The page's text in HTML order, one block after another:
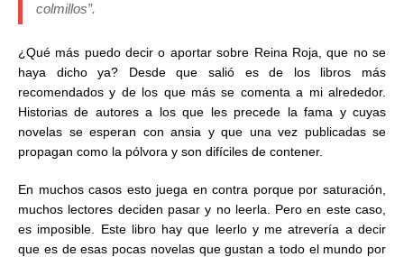
colmillos”.
¿Qué más puedo decir o aportar sobre Reina Roja, que no se
haya dicho ya? Desde que salió es de los libros más
recomendados y de los que más se comenta a mi alrededor.
Historias de autores a los que les precede la fama y cuyas
novelas se esperan con ansia y que una vez publicadas se
propagan como la pólvora y son difíciles de contener.
En muchos casos esto juega en contra porque por saturación,
muchos lectores deciden pasar y no leerla. Pero en este caso,
es imposible. Este libro hay que leerlo y me atrevería a decir
que es de esas pocas novelas que gustan a todo el mundo por